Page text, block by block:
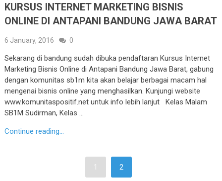
KURSUS INTERNET MARKETING BISNIS
ONLINE DI ANTAPANI BANDUNG JAWA BARAT
6 January, 2016 0
Sekarang di bandung sudah dibuka pendaftaran Kursus Internet
Marketing Bisnis Online di Antapani Bandung Jawa Barat, gabung
dengan komunitas sb1m kita akan belajar berbagai macam hal
mengenai bisnis online yang menghasilkan. Kunjungi website
www.komunitaspositif.net untuk info lebih lanjut Kelas Malam
SB1M Sudirman, Kelas …
Continue reading...
1 2